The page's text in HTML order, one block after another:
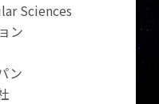
Sciences
ン
ン